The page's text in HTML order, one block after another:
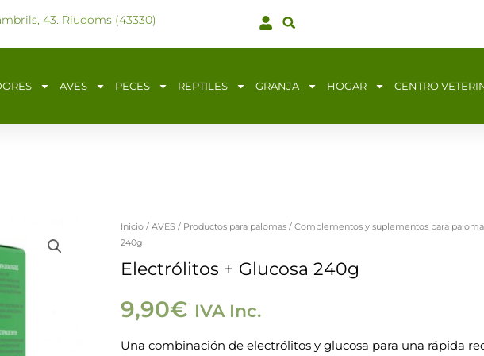
43. Riudoms (43330)
AVES PECES REPTILES GRANJA HOGAR CENTRO
Inicio/ AVES / Productos para palomas/ Complementos y suplementos para
240g
Electrólitos + Glucosa 240g
9,90€ IVA Inc.
Una combinación de electrólitos y glucosa para una rápida